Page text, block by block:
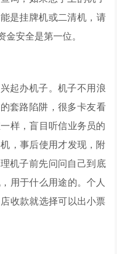
是挂牌机或二清机，请
金安全是第一位。
起办机子。机子不用浪
套路陷阱，很多卡友看
样，盲目听信业务员的
，事后使用才发现，附
机子前先问问自己到底
用于什么用途的。个人
收款就选择可以出小票